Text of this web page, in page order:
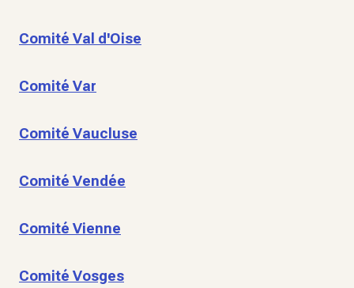
Comité Val d'Oise
Comité Var
Comité Vaucluse
Comité Vendée
Comité Vienne
Comité Vosges